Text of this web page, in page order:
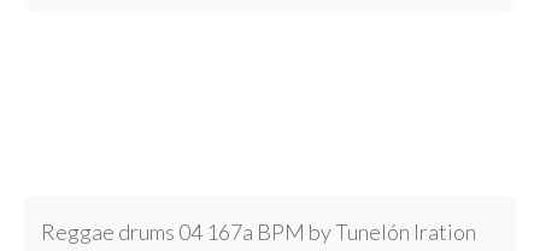
Reggae drums 04 167a BPM by Tunelón Iration